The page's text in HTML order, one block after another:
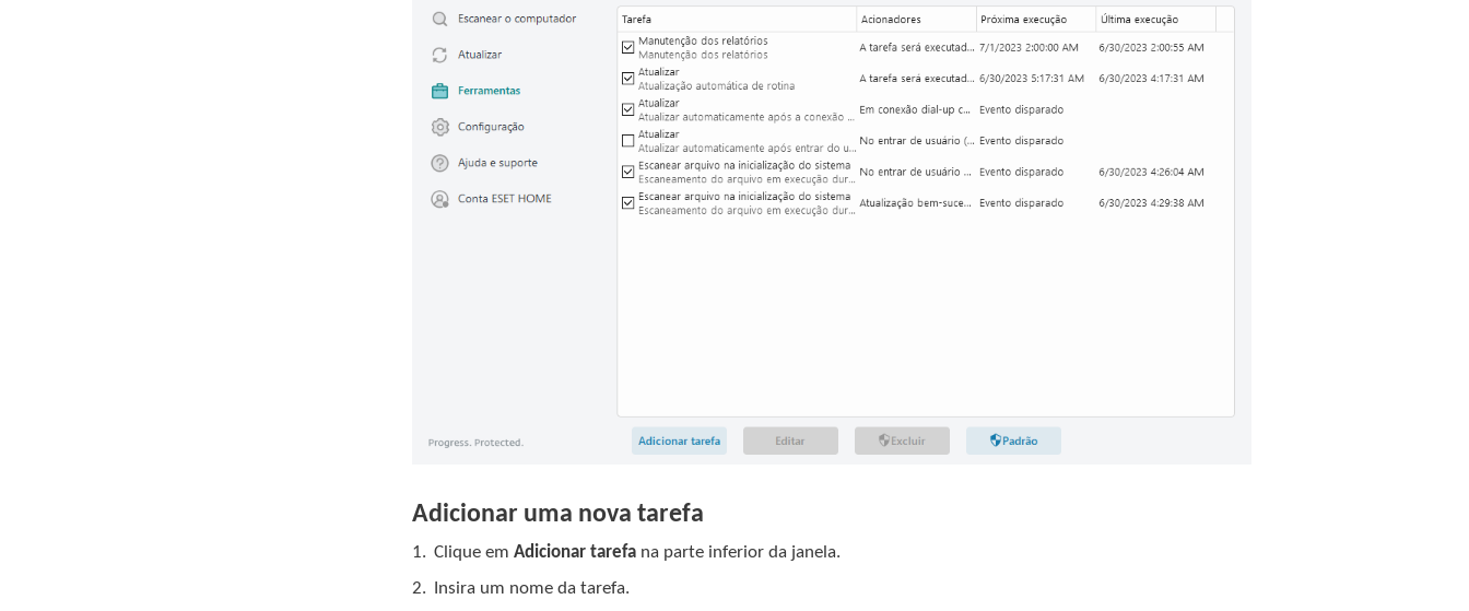
Adicionar uma nova tarefa
1. Clique emAdicionar tarefa na parte inferior da janela.
2.
Insira um nome da tarefa.